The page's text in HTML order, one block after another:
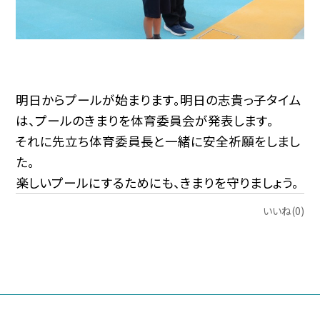
明日からプールが始まります。明日の志貴っ子タイム
は、プールのきまりを体育委員会が発表します。
それに先立ち体育委員長と一緒に安全祈願をしまし
た。
楽しいプールにするためにも、きまりを守りましょう。
いいね(0)